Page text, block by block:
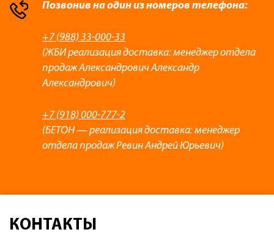
Позвонив на один из номеров телефона:
+7 (988) 33-000-33
(ЖБИ реализация доставка: менеджер отдела
продаж Александрович Александр
Александрович)
+7 (918) 000-777-2
(БЕТОН — реализация доставка: менеджер
отдела продаж Ревин Андрей Юрьевич)
КОНТАКТЫ